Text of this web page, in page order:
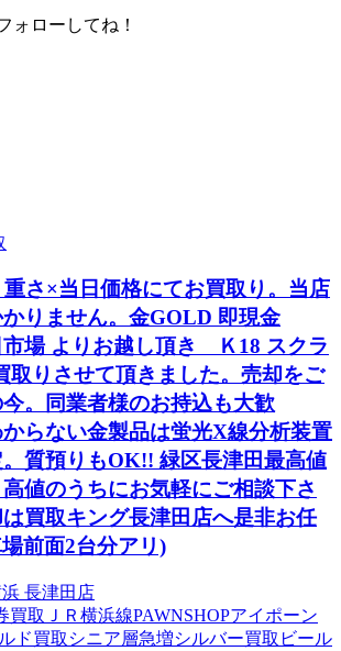
ォローしてね！
さ×当日価格にてお買取り。当店
りません。金GOLD 即現金
場 よりお越し頂き Ｋ18 スクラ
りさせて頂きました。売却をご
。同業者様のお持込も大歓
らない金製品は蛍光X線分析装置
質預りもOK!! 緑区長津田最高値
値のうちにお気軽にご相談下さ
買取キング長津田店へ是非お任
前面2台分アリ)
長津田店
買取 ＪＲ横浜線PAWNSHOPアイポーン
ド買取 シニア層急増シルバー買取 ビール